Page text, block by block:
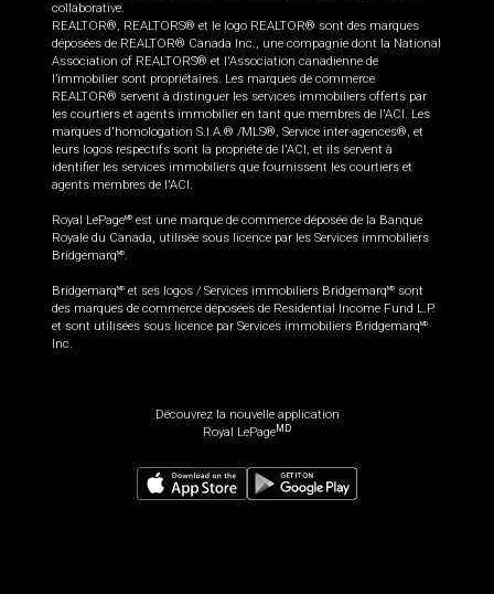
collaborative.
REALTOR®, REALTORS® et le logo REALTOR® sont des marques
déposées de REALTOR® Canada Inc., une compagnie dont la National
Association of REALTORS® et l'Association canadienne de
l’immobilier sont propriétaires. Les marques de commerce
REALTOR® servent à distinguer les services immobiliers offerts par
les courtiers et agents immobilier en tant que membres de l'ACI. Les
marques d'homologation S.I.A.® /MLS®, Service inter-agences®, et
leurs logos respectifs sont la propriété de l'ACI, et ils servent à
identifier les services immobiliers que fournissent les courtiers et
agents membres de l'ACI.
Royal LePageMD est une marque de commerce déposée de la Banque
Royale du Canada, utilisée sous licence par les Services immobiliers
BridgemarqMD.
BridgemarqMD et ses logos / Services immobiliers BridgemarqMD
sont
des marques de commerce déposées de Residential Income Fund L.P.
et sont utilisées sous licence par Services immobiliers BridgemarqMD
Inc.
Découvrez la nouvelle application
Royal LePageMD